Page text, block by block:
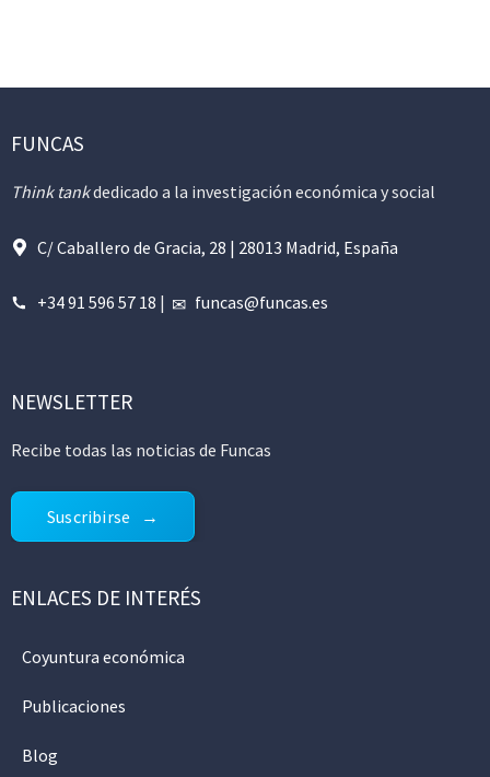
FUNCAS
Think tankdedicado a la investigación económica y social
C/ Caballero de Gracia, 28 | 28013 Madrid, España
+34 91 596 57 18 | funcas@funcas.es
NEWSLETTER
Recibe todas las noticias de Funcas
Suscribirse
ENLACES DE INTERÉS
Coyuntura económica
Publicaciones
Blog